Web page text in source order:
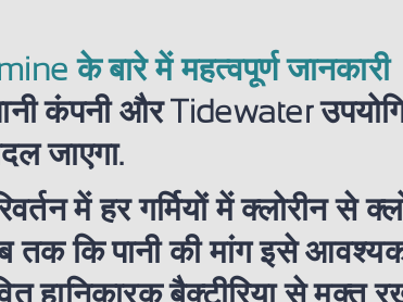
के बारे में महत्वपूर्ण जानकारी
पानी कंपनी और Tidewater
जाएगा.
में हर गर्मियों में क्लोरीन से
कि पानी की मांग इसे
हानिकारक बैक्टीरिया से मुक्त